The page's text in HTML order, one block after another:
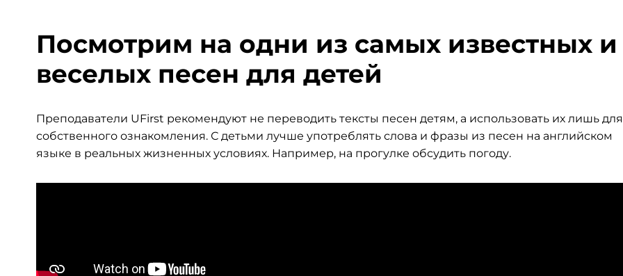
Посмотрим на одни из самых известных и
веселых песен для детей
Преподаватели UFirst рекомендуют не переводить тексты песен детям, а использовать их лишь для
собственного ознакомления. С детьми лучше употреблять слова и фразы из песен на английском
языке в реальных жизненных условиях. Например, на прогулке обсудить погоду.